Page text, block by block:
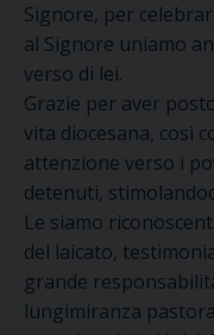
Signore, per
al Signore uniamo
verso di lei.
Grazie per aver
vita diocesana, così
attenzione verso i
detenuti,
Le siamo
del laicato,
grande
lungimiranza